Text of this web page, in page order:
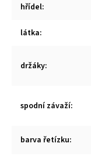
hřídel:
látka:
držáky:
spodní závaží:
barva řetízku: